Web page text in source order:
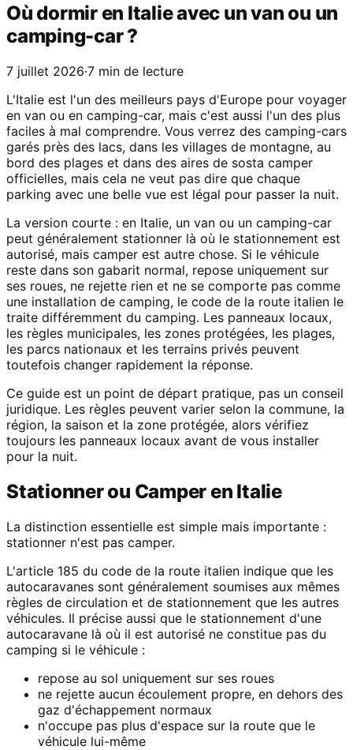
Où dormir en Italie avec un van ou un
camping-car ?
7 juillet 2026·7 min de lecture
L'Italie est l'un des meilleurs pays d'Europe pour voyager
en van ou en camping-car, mais c'est aussi l'un des plus
faciles à mal comprendre. Vous verrez des camping-cars
garés près des lacs, dans les villages de montagne, au
bord des plages et dans des aires de sosta camper
officielles, mais cela ne veut pas dire que chaque
parking avec une belle vue est légal pour passer la nuit.
La version courte : en Italie, un van ou un camping-car
peut généralement stationner là où le stationnement est
autorisé, mais camper est autre chose. Si le véhicule
reste dans son gabarit normal, repose uniquement sur
ses roues, ne rejette rien et ne se comporte pas comme
une installation de camping, le code de la route italien le
traite différemment du camping. Les panneaux locaux,
les règles municipales, les zones protégées, les plages,
les parcs nationaux et les terrains privés peuvent
toutefois changer rapidement la réponse.
Ce guide est un point de départ pratique, pas un conseil
juridique. Les règles peuvent varier selon la commune, la
région, la saison et la zone protégée, alors vérifiez
toujours les panneaux locaux avant de vous installer
pour la nuit.
Stationner ou Camper en Italie
La distinction essentielle est simple mais importante :
stationner n'est pas camper.
L'article 185 du code de la route italien indique que les
autocaravanes sont généralement soumises aux mêmes
règles de circulation et de stationnement que les autres
véhicules. Il précise aussi que le stationnement d'une
autocaravane là où il est autorisé ne constitue pas du
camping si le véhicule :
repose au sol uniquement sur ses roues
ne rejette aucun écoulement propre, en dehors des
gaz d'échappement normaux
n'occupe pas plus d'espace sur la route que le
véhicule lui-même